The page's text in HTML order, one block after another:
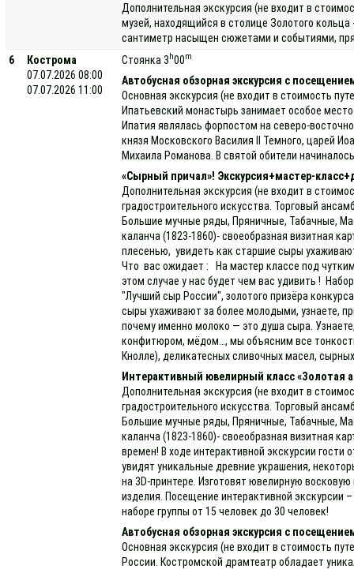
Дополнительная экскурсия (не входит в
музей, находящийся в столице Золотого
сантиметр насыщен сюжетами и событиями,
6
Кострома
07.07.2026 08:00
07.07.2026 11:00
Стоянка 3 h00m
Автобусная обзорная экскурсия с
Основная экскурсия (не входит в стоимость
Ипатьевский монастырь занимает особое
Ипатия являлась форпостом на северо-
князя Московского Василия II Темного, царей
Михаила Романова. В святой обители
«Сырный причал»! Экскурсия+мастер-
Дополнительная экскурсия (не входит в
градостроительного искусства. Торговый
Большие мучные ряды, Пряничные, Табачные,
каланча (1823-1860)- своеобразная визитная
плесенью, увидеть как старшие сыры
Что вас ожидает : На мастер классе под
этом случае у нас будет чем вас удивить !
"Лучший сыр России", золотого призёра
сыры ухаживают за более молодыми, узнаете,
почему именно молоко — это душа сыра.
конфитюром, мёдом…, мы объясним все
Кнолле), деликатесных сливочных масел,
Интерактивный ювелирный класс «Золотая
Дополнительная экскурсия (не входит в
градостроительного искусства. Торговый
Большие мучные ряды, Пряничные, Табачные,
каланча (1823-1860)- своеобразная визитная
времен! В ходе интерактивной экскурсии
увидят уникальные древние украшения,
на 3D-принтере. Изготовят ювелирную
изделия. Посещение интерактивной экскурсии
наборе группы от 15 человек до 30 человек!
Автобусная обзорная экскурсия с
Основная экскурсия (не входит в стоимость
России. Костромской драмтеатр обладает